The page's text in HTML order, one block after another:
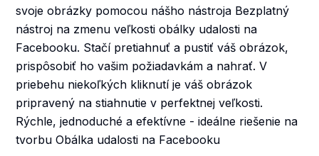
svoje obrázky pomocou nášho nástroja Bezplatný
nástroj na zmenu veľkosti obálky udalosti na
Facebooku. Stačí pretiahnuť a pustiť váš obrázok,
prispôsobiť ho vašim požiadavkám a nahrať. V
priebehu niekoľkých kliknutí je váš obrázok
pripravený na stiahnutie v perfektnej veľkosti.
Rýchle, jednoduché a efektívne - ideálne riešenie na
tvorbu Obálka udalosti na Facebooku